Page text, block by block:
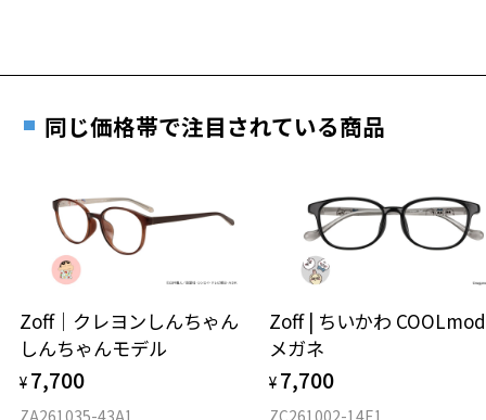
12g
※着脱式サングラス：デモレンズ、アタッチメント込みの重さ
タイプ
材質
す。
実店舗で度数を測定いただけます
お近くのZoff実店舗にて度数を測定いただけます（無料）。
その際は記入用紙をダウンロードしてお使いください。
同じ価格帯で注目されている商品
Zoff｜クレヨンしんちゃん
しんちゃんモデル
¥ 7,700
ZA261035-43A1
Zoff | ちいかわ
メガネ
¥ 7,700
ZC261002-14E1